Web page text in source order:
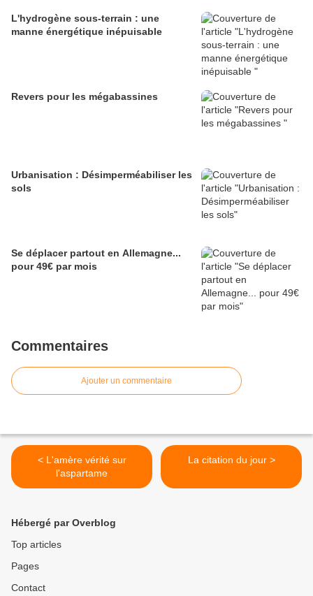
L'hydrogène sous-terrain : une
manne énergétique inépuisable
Revers pour les mégabassines
Urbanisation : Désimperméabiliser les
sols
Se déplacer partout en Allemagne...
pour 49€ par mois
Commentaires
Ajouter un commentaire
< L'amère vérité sur
l'aspartame
La citation du jour >
Hébergé par Overblog
Top articles
Pages
Contact